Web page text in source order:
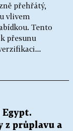
přehřátý,
vlivem
Tento
přesunu
z průplavu a